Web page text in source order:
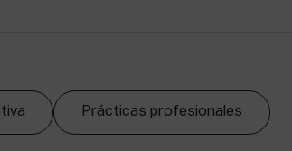
Prácticas profesionales